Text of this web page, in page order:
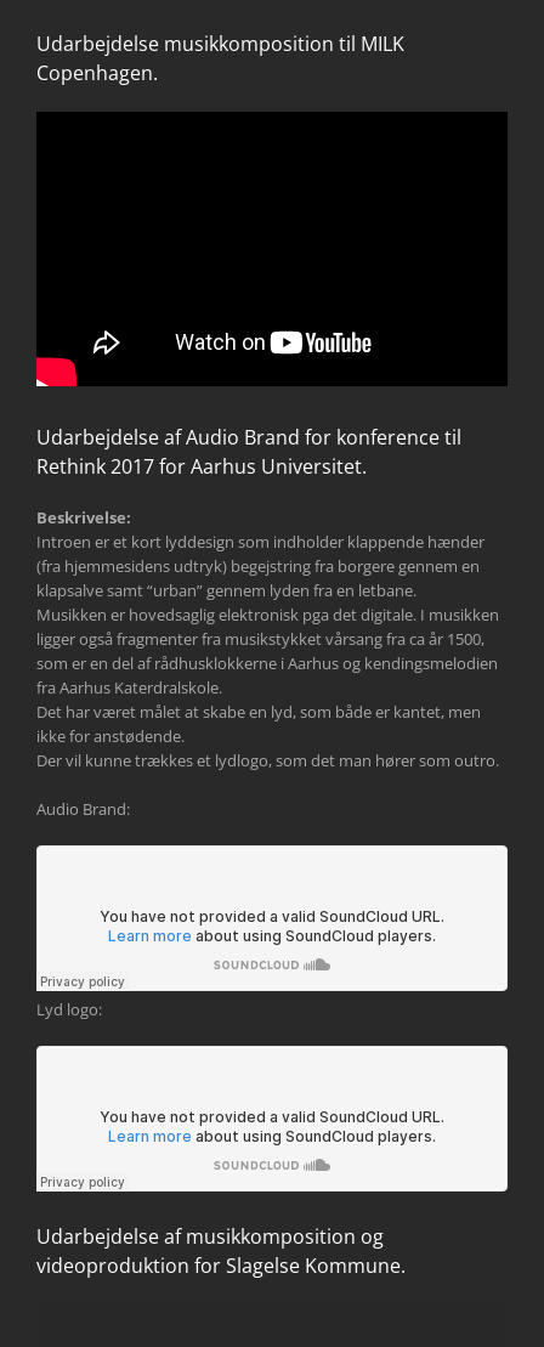
Udarbejdelse musikkomposition til MILK
Copenhagen.
Udarbejdelse af Audio Brand for konference til
Rethink 2017 for Aarhus Universitet.
Beskrivelse:
Introen er et kort lyddesign som indholder klappende hænder
(fra hjemmesidens udtryk) begejstring fra borgere gennem en
klapsalve samt “urban” gennem lyden fra en letbane.
Musikken er hovedsaglig elektronisk pga det digitale. I musikken
ligger også fragmenter fra musikstykket vårsang fra ca år 1500,
som er en del af rådhusklokkerne i Aarhus og kendingsmelodien
fra Aarhus Katerdralskole.
Det har været målet at skabe en lyd, som både er kantet, men
ikke for anstødende.
Der vil kunne trækkes et lydlogo, som det man hører som outro.
Audio Brand:
Lyd logo:
Udarbejdelse af musikkomposition og
videoproduktion for Slagelse Kommune.